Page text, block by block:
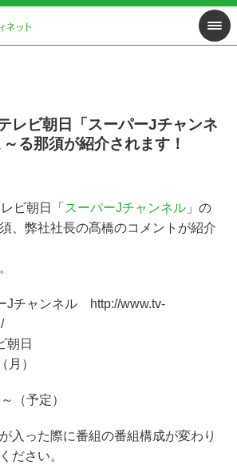
レビ朝日「スーパーJチャンネ
る那須が紹介されます！
ビ朝日「 スーパーJチャンネル 」の
、弊社社長の髙橋のコメントが紹介
Jチャンネル http://www.tv-
朝日
月）
（予定）
入った際に番組の番組構成が変わり
ださい。